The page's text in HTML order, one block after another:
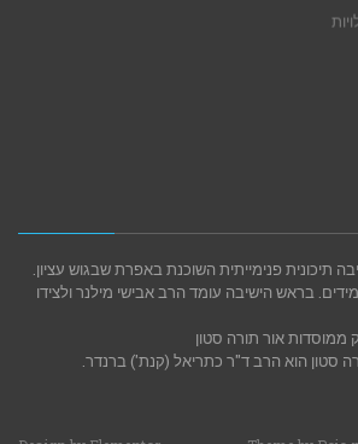
תיכונית פנימייתית השוכנת באפרת שבגוש עציון.
לומדים כ 300 תלמידים. בראש הישיבה עומד הרב אבישי מילנר ולצידו
ממוסדות אור תורה סטון
סטון הוא הרב ד"ר כתריאל (קנת') ברנדר.